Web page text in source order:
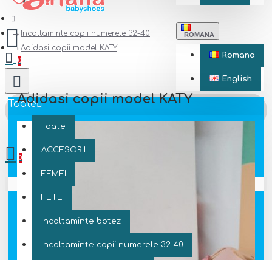
ROMANA
Romana
English
0
Toate
Toate
ACCESORII
FEMEI
FETE
Incaltaminte botez
Incaltaminte copii numerele 32-40
0
Coșul este gol!
Incaltaminte copii numerele 32-40
Adidasi copii model KATY
Adidasi copii model KATY